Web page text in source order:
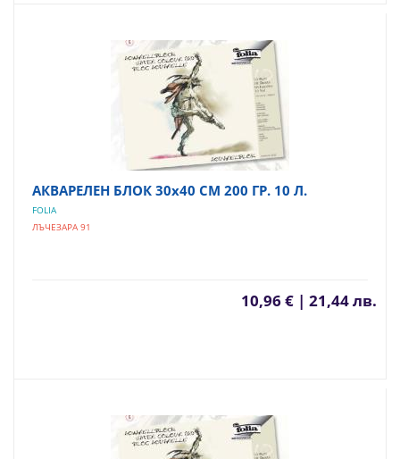
АКВАРЕЛЕН БЛОК 30х40 СМ 200 ГР. 10 Л.
FOLIA
ЛЪЧЕЗАРА 91
10,96 € | 21,44 лв.